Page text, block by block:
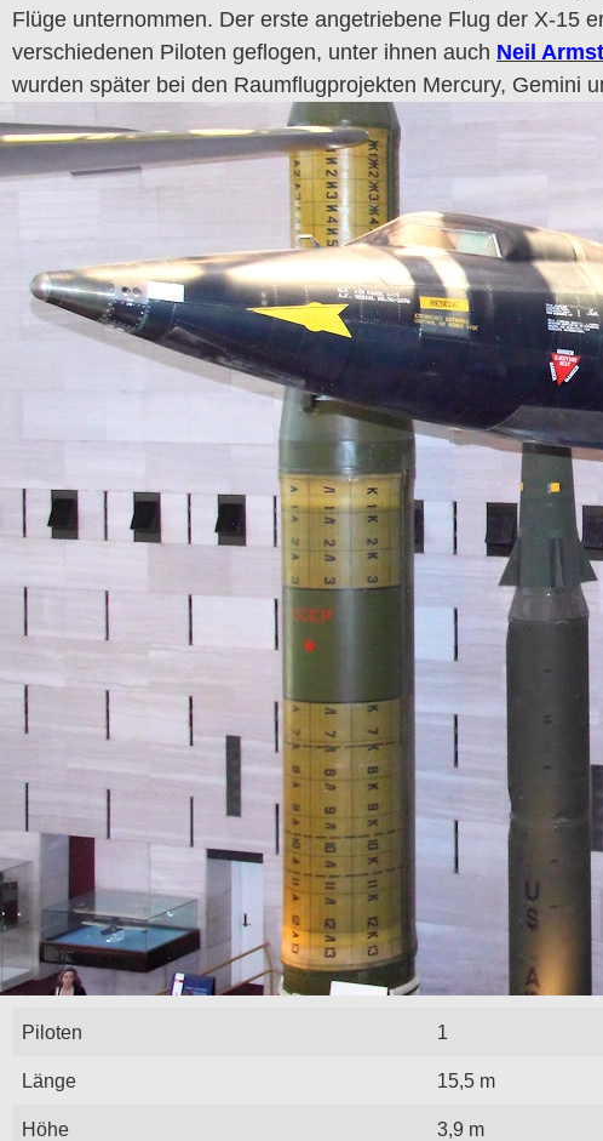
Flüge unternommen. Der erste angetriebene Flug der X-15
verschiedenen Piloten geflogen, unter ihnen auch Neil
wurden später bei den Raumflugprojekten Mercury, Gemini
Piloten 1
Länge 15,5 m
Höhe 3,9 m